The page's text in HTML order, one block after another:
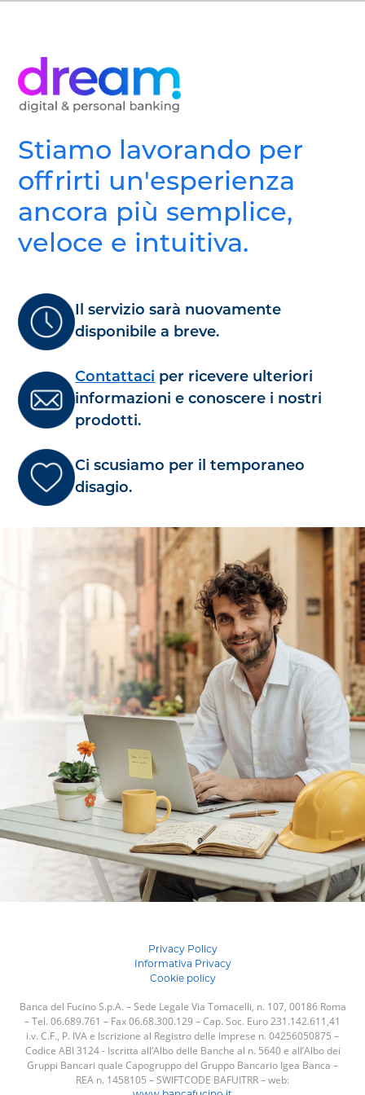
principale
Stiamo lavorando per
offrirti un'esperienza
ancora più semplice,
veloce e intuitiva.
Il servizio sarà nuovamente
disponibile a breve.
Contattaci per ricevere ulteriori
informazioni e conoscere i nostri
prodotti.
Ci scusiamo per il temporaneo
disagio.
Privacy Policy
Informativa Privacy
Cookie policy
Banca del Fucino S.p.A. – Sede Legale Via Tomacelli, n. 107, 00186 Roma
– Tel. 06.689.761 – Fax 06.68.300.129 – Cap. Soc. Euro 231.142.611,41
i.v. C.F., P. IVA e Iscrizione al Registro delle Imprese n. 04256050875 –
Codice ABI 3124 - Iscritta all’Albo delle Banche al n. 5640 e all’Albo dei
Gruppi Bancari quale Capogruppo del Gruppo Bancario Igea Banca –
REA n. 1458105 – SWIFTCODE BAFUITRR – web: